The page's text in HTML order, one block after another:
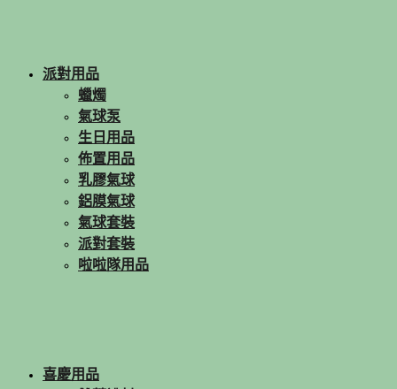
派對用品
蠟燭
氣球泵
生日用品
佈置用品
乳膠氣球
鋁膜氣球
氣球套裝
派對套裝
啦啦隊用品
喜慶用品